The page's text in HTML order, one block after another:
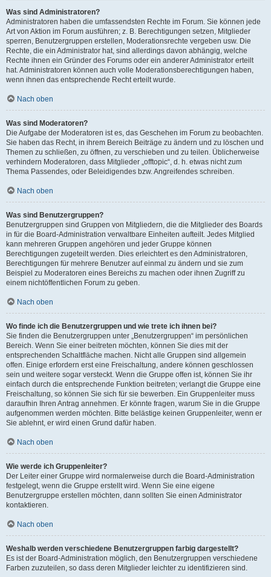
Was sind Administratoren?
Administratoren haben die umfassendsten Rechte im Forum. Sie können jede
Art von Aktion im Forum ausführen; z. B. Berechtigungen setzen, Mitglieder
sperren, Benutzergruppen erstellen, Moderationsrechte vergeben usw. Die
Rechte, die ein Administrator hat, sind allerdings davon abhängig, welche
Rechte ihnen ein Gründer des Forums oder ein anderer Administrator erteilt
hat. Administratoren können auch volle Moderationsberechtigungen haben,
wenn ihnen das entsprechende Recht erteilt wurde.
Nach oben
Was sind Moderatoren?
Die Aufgabe der Moderatoren ist es, das Geschehen im Forum zu beobachten.
Sie haben das Recht, in ihrem Bereich Beiträge zu ändern und zu löschen und
Themen zu schließen, zu öffnen, zu verschieben und zu teilen. Üblicherweise
verhindern Moderatoren, dass Mitglieder „offtopic“, d. h. etwas nicht zum
Thema Passendes, oder Beleidigendes bzw. Angreifendes schreiben.
Nach oben
Was sind Benutzergruppen?
Benutzergruppen sind Gruppen von Mitgliedern, die die Mitglieder des Boards
in für die Board-Administration verwaltbare Einheiten aufteilt. Jedes Mitglied
kann mehreren Gruppen angehören und jeder Gruppe können
Berechtigungen zugeteilt werden. Dies erleichtert es den Administratoren,
Berechtigungen für mehrere Benutzer auf einmal zu ändern und sie zum
Beispiel zu Moderatoren eines Bereichs zu machen oder ihnen Zugriff zu
einem nichtöffentlichen Forum zu geben.
Nach oben
Wo finde ich die Benutzergruppen und wie trete ich ihnen bei?
Sie finden die Benutzergruppen unter „Benutzergruppen“ im persönlichen
Bereich. Wenn Sie einer beitreten möchten, können Sie dies mit der
entsprechenden Schaltfläche machen. Nicht alle Gruppen sind allgemein
offen. Einige erfordern erst eine Freischaltung, andere können geschlossen
sein und weitere sogar versteckt. Wenn die Gruppe offen ist, können Sie ihr
einfach durch die entsprechende Funktion beitreten; verlangt die Gruppe eine
Freischaltung, so können Sie sich für sie bewerben. Ein Gruppenleiter muss
daraufhin Ihren Antrag annehmen. Er könnte fragen, warum Sie in die Gruppe
aufgenommen werden möchten. Bitte belästige keinen Gruppenleiter, wenn er
Sie ablehnt, er wird einen Grund dafür haben.
Nach oben
Wie werde ich Gruppenleiter?
Der Leiter einer Gruppe wird normalerweise durch die Board-Administration
festgelegt, wenn die Gruppe erstellt wird. Wenn Sie eine eigene
Benutzergruppe erstellen möchten, dann sollten Sie einen Administrator
kontaktieren.
Nach oben
Weshalb werden verschiedene Benutzergruppen farbig dargestellt?
Es ist der Board-Administration möglich, den Benutzergruppen verschiedene
Farben zuzuteilen, so dass deren Mitglieder leichter zu identifizieren sind.